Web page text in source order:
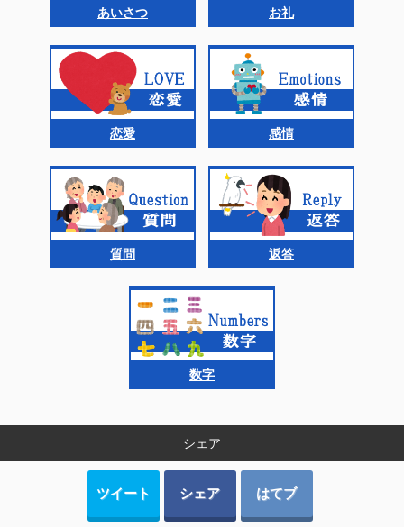
あいさつ お礼
恋愛 感情
質問 返答
数字
シェア
ツイート シェア はてブ